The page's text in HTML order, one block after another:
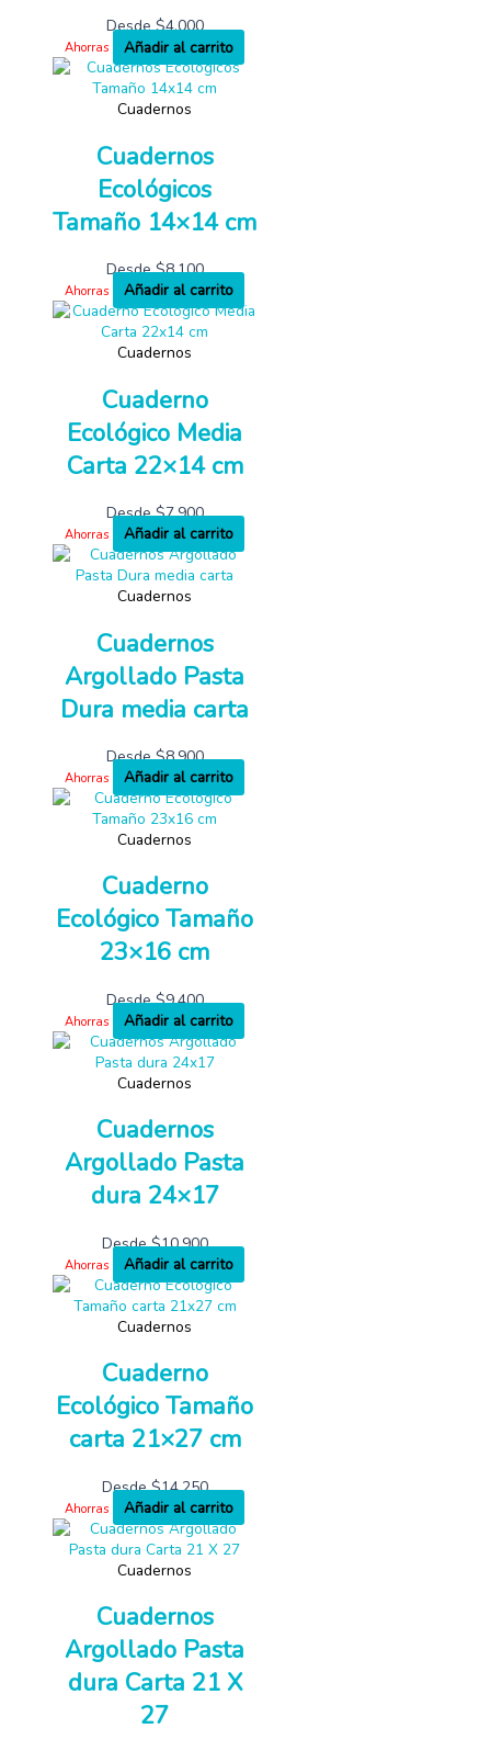
Desde$4,000
Ahorras Añadir al carrito
Cuadernos
Cuadernos
Ecológicos
Tamaño 14×14 cm
Desde$8,100
Ahorras Añadir al carrito
Cuadernos
Cuaderno
Ecológico Media
Carta 22×14 cm
Desde$7,900
Ahorras Añadir al carrito
Cuadernos
Cuadernos
Argollado Pasta
Dura media carta
Desde$8,900
Ahorras Añadir al carrito
Cuadernos
Cuaderno
Ecológico Tamaño
23×16 cm
Desde$9,400
Ahorras Añadir al carrito
Cuadernos
Cuadernos
Argollado Pasta
dura 24×17
Desde$10,900
Ahorras Añadir al carrito
Cuadernos
Cuaderno
Ecológico Tamaño
carta 21×27 cm
Desde$14,250
Ahorras Añadir al carrito
Cuadernos
Cuadernos
Argollado Pasta
dura Carta 21 X
27